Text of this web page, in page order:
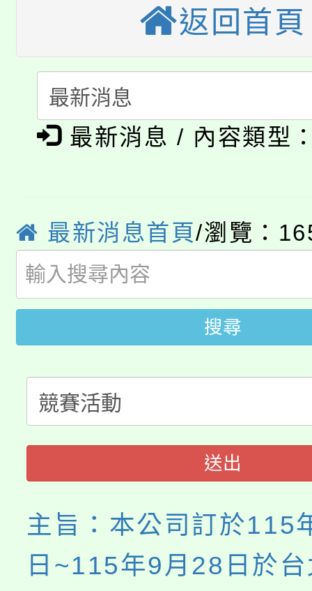
心理、諮商輔導、社會
系所師生報名參加。
門員」簡章及活動海報
踴躍報名參加。
「桃園市補助參觀特色
展演活動實施計畫」
115年度「教育部表揚
義教育推展貢獻獎」
公告本校115學年度第
代理(課)教師甄選結果(
「2026金融保險知識
代理(課)教師甄選結果(
公告本校115學年度第
代理(課)教師甄選結果(
轉知中國文化大學推廣
《TA101》溝通分析基
程，歡迎學生輔導中心
心理、諮商輔導、社會
系所師生報名參加。
轉知苗栗縣政府辦理
縣市「校園短影音徵選
門員」簡章及活動海報
踴躍報名參加。
桃園市115學年度學生
要點
「桃園市補助參觀特色
展演活動實施計畫」
115年度「教育部表揚
義教育推展貢獻獎」
返回首頁
最新消息 / 內容類型
最新消息首頁/瀏覽：
搜尋
送出
主旨：本公司訂於115
日~115年9月28日於